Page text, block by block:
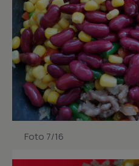
Foto 7/16